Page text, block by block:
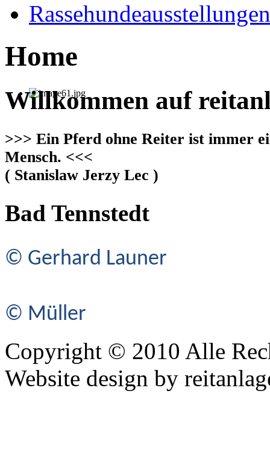
Rassehundeausstellungen
Home
Willkommen auf
>>> Ein Pferd ohne Reiter ist immer
Mensch. <<<
( Stanislaw Jerzy Lec )
Bad Tennstedt
© Gerhard Launer
© Müller
Copyright © 2010 Alle
Website design by